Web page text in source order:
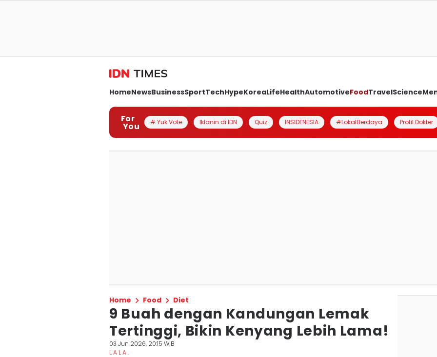
HomeNewsBusinessSportTechHypeKoreaLifeHealthAutomotiveFoodTravelScience
For
You # Yuk Vote Iklanin di IDN Quiz INSIDENESIA #LokalBerdaya Profil Dokter
Home Food Diet
9 Buah dengan Kandungan Lemak
Tertinggi, Bikin Kenyang Lebih Lama!
03 Jun 2026, 20:15 WIB
L A L A .